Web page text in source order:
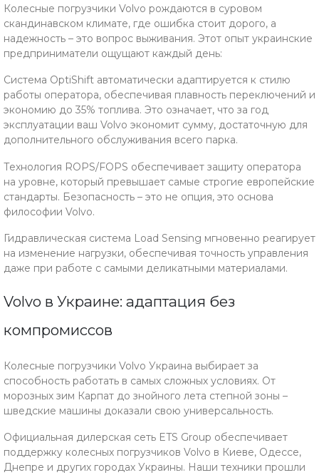
Колесные погрузчики Volvo рождаются в суровом
скандинавском климате, где ошибка стоит дорого, а
надежность – это вопрос выживания. Этот опыт украинские
предприниматели ощущают каждый день:
Система OptiShift автоматически адаптируется к стилю
работы оператора, обеспечивая плавность переключений и
экономию до 35% топлива. Это означает, что за год
эксплуатации ваш Volvo экономит сумму, достаточную для
дополнительного обслуживания всего парка.
Технология ROPS/FOPS обеспечивает защиту оператора
на уровне, который превышает самые строгие европейские
стандарты. Безопасность – это не опция, это основа
философии Volvo.
Гидравлическая система Load Sensing мгновенно реагирует
на изменение нагрузки, обеспечивая точность управления
даже при работе с самыми деликатными материалами.
Volvo в Украине: адаптация без
компромиссов
Колесные погрузчики Volvo Украина выбирает за
способность работать в самых сложных условиях. От
морозных зим Карпат до знойного лета степной зоны –
шведские машины доказали свою универсальность.
Официальная дилерская сеть ETS Group обеспечивает
поддержку колесных погрузчиков Volvo в Киеве, Одессе,
Днепре и других городах Украины. Наши техники прошли